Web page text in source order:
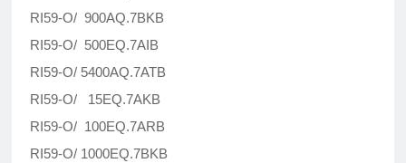
RI59-O/ 900AQ.7BKB
RI59-O/ 500EQ.7AIB
RI59-O/ 5400AQ.7ATB
RI59-O/ 15EQ.7AKB
RI59-O/ 100EQ.7ARB
RI59-O/ 1000EQ.7BKB